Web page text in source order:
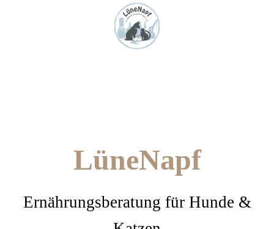
LüneNapf
Ernährungsberatung für Hunde &